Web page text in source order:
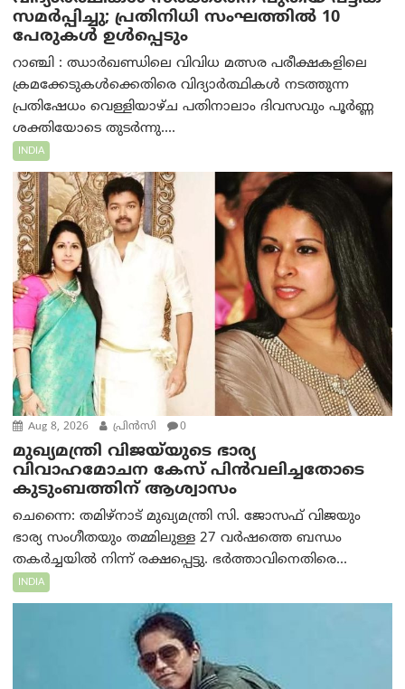
സമർപ്പിച്ചു; പ്രതിനിധി സംഘത്തിൽ 10
പേരുകൾ ഉൾപ്പെടും
റാഞ്ചി : ഝാർഖണ്ഡിലെ വിവിധ മത്സര പരീക്ഷകളിലെ
ക്രമക്കേടുകൾക്കെതിരെ വിദ്യാർത്ഥികൾ നടത്തുന്ന
പ്രതിഷേധം വെള്ളിയാഴ്ച പതിനാലാം ദിവസവും പൂർണ്ണ
ശക്തിയോടെ തുടർന്നു....
INDIA
Aug 8, 2026 പ്രിന്‍സി 0
മുഖ്യമന്ത്രി വിജയ്‌യുടെ ഭാര്യ
വിവാഹമോചന കേസ് പിൻവലിച്ചതോടെ
കുടുംബത്തിന് ആശ്വാസം
ചെന്നൈ: തമിഴ്‌നാട് മുഖ്യമന്ത്രി സി. ജോസഫ് വിജയും
ഭാര്യ സംഗീതയും തമ്മിലുള്ള 27 വർഷത്തെ ബന്ധം
തകർച്ചയിൽ നിന്ന് രക്ഷപ്പെട്ടു. ഭർത്താവിനെതിരെ...
INDIA